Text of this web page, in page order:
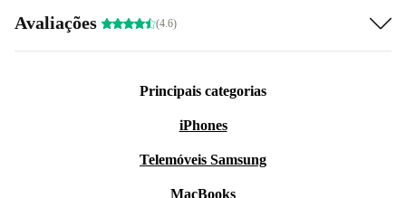
Avaliações (4.6)
Principais categorias
iPhones
Telemóveis Samsung
MacBooks